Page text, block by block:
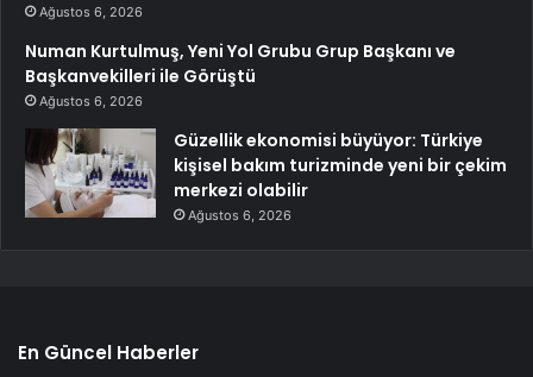
Ağustos 6, 2026
Numan Kurtulmuş, Yeni Yol Grubu Grup Başkanı ve
Başkanvekilleri ile Görüştü
Ağustos 6, 2026
Güzellik ekonomisi büyüyor: Türkiye
kişisel bakım turizminde yeni bir çekim
merkezi olabilir
Ağustos 6, 2026
En Güncel Haberler